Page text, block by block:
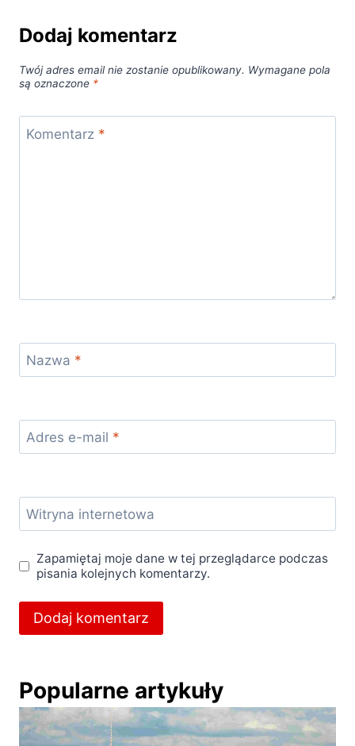
Dodaj komentarz
Twój adres email nie zostanie opublikowany. Wymagane pola
są oznaczone *
Komentarz *
Nazwa *
Adres e-mail *
Witryna internetowa
Zapamiętaj moje dane w tej przeglądarce podczas
pisania kolejnych komentarzy.
Popularne artykuły